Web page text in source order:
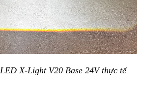
X-Light V20 Base 24V thực tế